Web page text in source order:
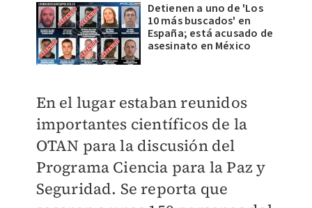
Detienen a uno de 'Los
10 más buscados' en
España; está acusado de
asesinato en México
En el lugar estaban reunidos
importantes científicos de la
OTAN para la discusión del
Programa Ciencia para la Paz y
Seguridad. Se reporta que